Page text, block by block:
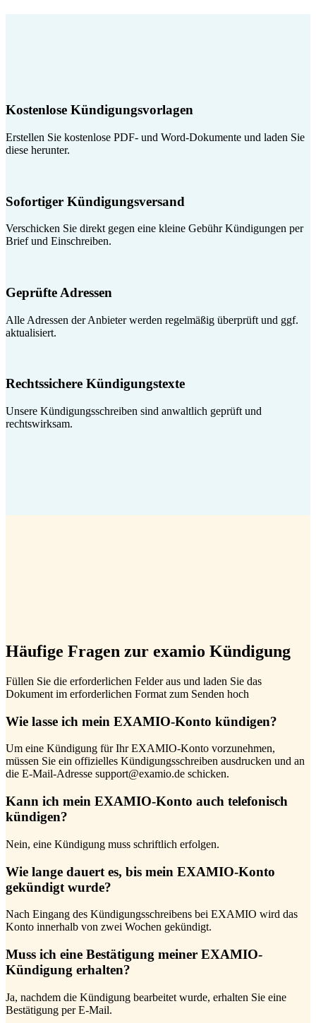
Kostenlose Kündigungsvorlagen
Erstellen Sie kostenlose PDF- und Word-Dokumente und laden Sie
diese herunter.
Sofortiger Kündigungsversand
Verschicken Sie direkt gegen eine kleine Gebühr Kündigungen per
Brief und Einschreiben.
Geprüfte Adressen
Alle Adressen der Anbieter werden regelmäßig überprüft und ggf.
aktualisiert.
Rechtssichere Kündigungstexte
Unsere Kündigungsschreiben sind anwaltlich geprüft und
rechtswirksam.
Häufige Fragen zur examio Kündigung
Füllen Sie die erforderlichen Felder aus und laden Sie das
Dokument im erforderlichen Format zum Senden hoch
Wie lasse ich mein EXAMIO-Konto kündigen?
Um eine Kündigung für Ihr EXAMIO-Konto vorzunehmen,
müssen Sie ein offizielles Kündigungsschreiben ausdrucken und an
die E-Mail-Adresse support@examio.de schicken.
Kann ich mein EXAMIO-Konto auch telefonisch
kündigen?
Nein, eine Kündigung muss schriftlich erfolgen.
Wie lange dauert es, bis mein EXAMIO-Konto
gekündigt wurde?
Nach Eingang des Kündigungsschreibens bei EXAMIO wird das
Konto innerhalb von zwei Wochen gekündigt.
Muss ich eine Bestätigung meiner EXAMIO-
Kündigung erhalten?
Ja, nachdem die Kündigung bearbeitet wurde, erhalten Sie eine
Bestätigung per E-Mail.